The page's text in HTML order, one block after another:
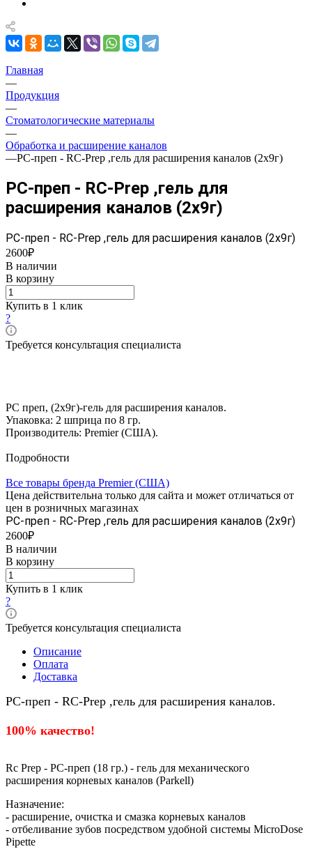
Главная
—
Продукция
—
Стоматологические материалы
—
Обработка и расширение каналов
—РС-преп - RC-Prep ,гель для расширения каналов (2х9г)
РС-преп - RC-Prep ,гель для
расширения каналов (2х9г)
РС-преп - RC-Prep ,гель для расширения каналов (2х9г)
2600₽
В наличии
В корзину
Купить в 1 клик
?
Требуется консультация специалиста
РС преп, (2х9г)-гель для расширения каналов.
Упаковка: 2 шприца по 8 гр.
Производитель: Premier (США).
Подробности
Все товары бренда Premier (США)
Цена действительна только для сайта и может отличаться от
цен в розничных магазинах
РС-преп - RC-Prep ,гель для расширения каналов (2х9г)
2600₽
В наличии
В корзину
Купить в 1 клик
?
Требуется консультация специалиста
Описание
Оплата
Доставка
РС-преп - RC-Prep ,гель для расширения каналов.
100% качество!
Rc Prep - РС-преп (18 гр.) - гель для механического
расширения корневых каналов (Parkell)
Назначение:
- расширение, очистка и смазка корневых каналов
- отбеливание зубов посредством удобной системы MicroDose
Pipette